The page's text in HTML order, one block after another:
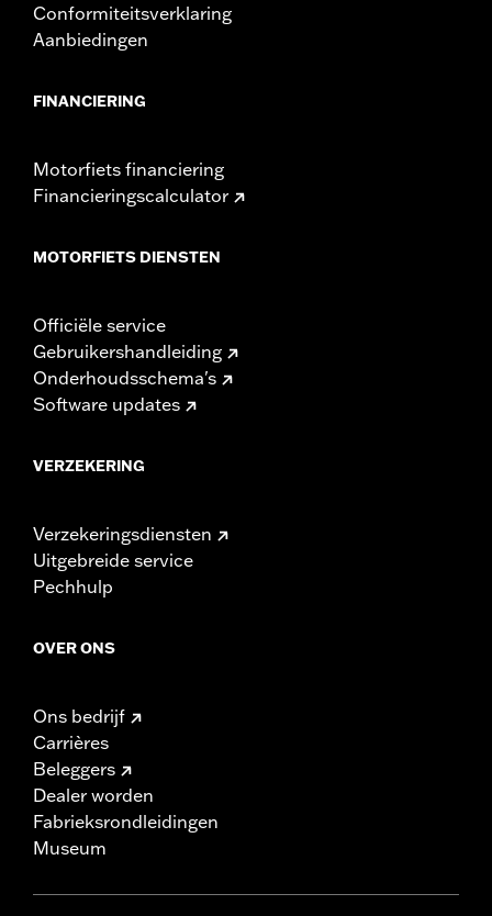
Conformiteitsverklaring
Aanbiedingen
FINANCIERING
Motorfiets financiering
Financieringscalculator
MOTORFIETS DIENSTEN
Officiële service
Gebruikershandleiding
Onderhoudsschema's
Software updates
VERZEKERING
Verzekeringsdiensten
Uitgebreide service
Pechhulp
OVER ONS
Ons bedrijf
Carrières
Beleggers
Dealer worden
Fabrieksrondleidingen
Museum